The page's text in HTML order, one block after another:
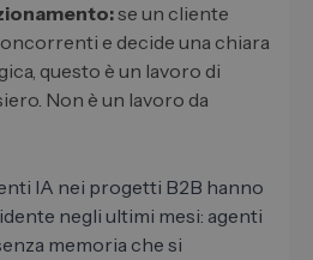
se un cliente
e decide una chiara
questo è un lavoro di
Non è un lavoro da
IA nei progetti B2B hanno
negli ultimi mesi: agenti
memoria che si